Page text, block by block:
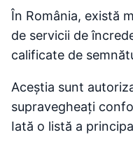
În România, există
de servicii de
calificate de
Aceștia sunt
supravegheați
Iată o listă a